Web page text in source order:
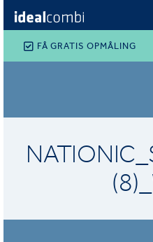
FÅ GRATIS OPMÅLING